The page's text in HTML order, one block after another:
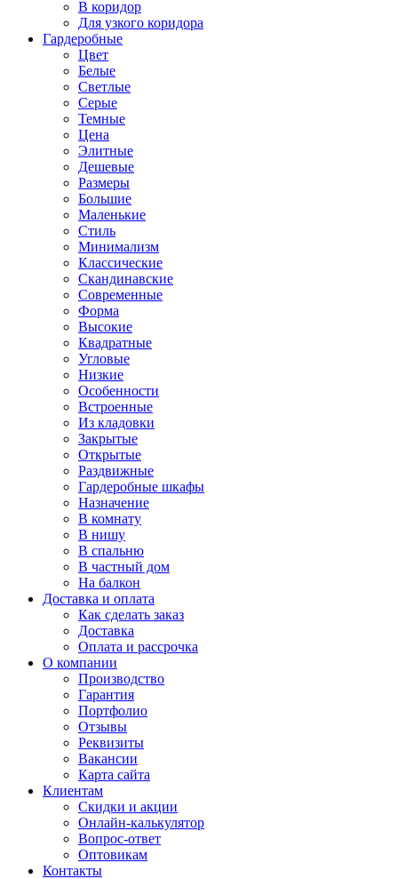
В коридор
Для узкого коридора
Гардеробные
Цвет
Белые
Светлые
Серые
Темные
Цена
Элитные
Дешевые
Размеры
Большие
Маленькие
Стиль
Минимализм
Классические
Скандинавские
Современные
Форма
Высокие
Квадратные
Угловые
Низкие
Особенности
Встроенные
Из кладовки
Закрытые
Открытые
Раздвижные
Гардеробные шкафы
Назначение
В комнату
В нишу
В спальню
В частный дом
На балкон
Доставка и оплата
Как сделать заказ
Доставка
Оплата и рассрочка
О компании
Производство
Гарантия
Портфолио
Отзывы
Реквизиты
Вакансии
Карта сайта
Клиентам
Скидки и акции
Онлайн-калькулятор
Вопрос-ответ
Оптовикам
Контакты